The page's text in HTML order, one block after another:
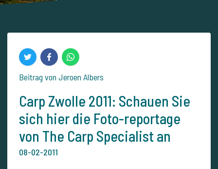
Beitrag von Jeroen Albers
Carp Zwolle 2011: Schauen Sie
sich hier die Foto-reportage
von The Carp Specialist an
08-02-2011